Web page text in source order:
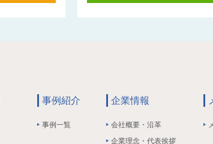
事例紹介
事例一覧
企業情報
会社概要・沿革
企業理念・代表挨拶